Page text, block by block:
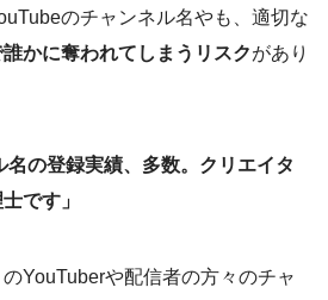
のチャンネル名やも、適切な
かに奪われてしまうリスクがあり
名の登録実績、多数。クリエイタ
です」
YouTuberや配信者の方々のチャ